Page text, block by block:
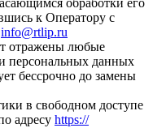
к Оператору с
info@rtlip.ru
отражены любые
персональных данных
бессрочно до замены
в свободном доступе
адресу https://